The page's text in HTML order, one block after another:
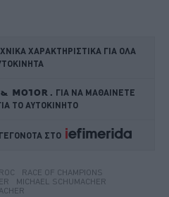
ΧΑΡΑΚΤΗΡΙΣΤΙΚΑ ΓΙΑ ΟΛΑ
ΓΙΑ ΝΑ ΜΑΘΑΙΝΕΤΕ
ΤΟ ΑΥΤΟΚΙΝΗΤΟ
ΣΤΟ
ROC
RACE OF CHAMPIONS
MICHAEL SCHUMACHER